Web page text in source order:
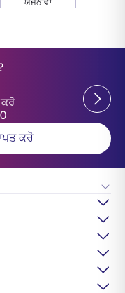
ਯੋਜਨਾਵਾਂ
ਕਰੋ
Previous
ਕਰੋ